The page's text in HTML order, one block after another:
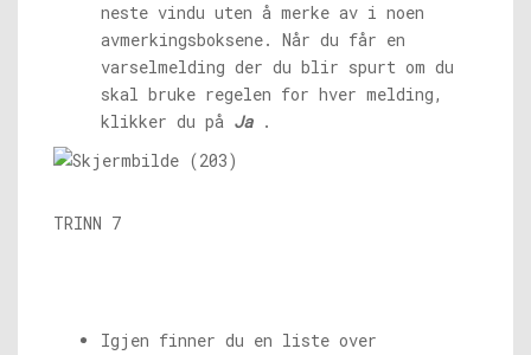
neste vindu uten å merke av i noen
avmerkingsboksene. Når du får en
varselmelding der du blir spurt om du
skal bruke regelen for hver melding,
klikker du på Ja .
TRINN 7
Igjen finner du en liste over